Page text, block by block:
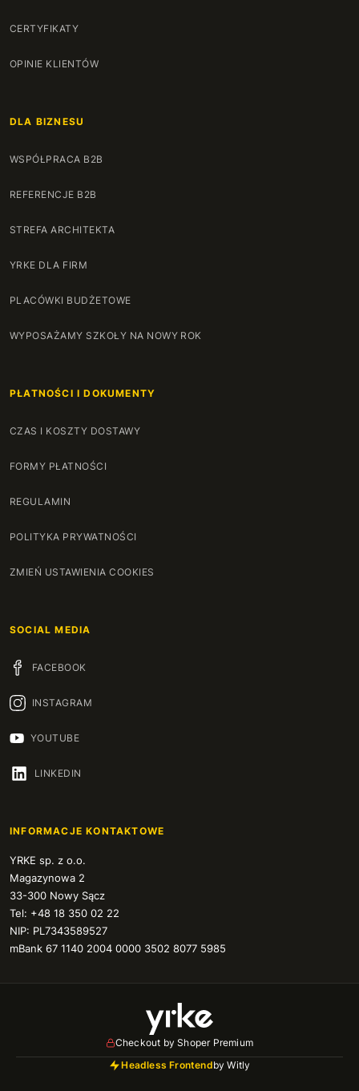
CERTYFIKATY
OPINIE KLIENTÓW
DLA BIZNESU
WSPÓŁPRACA B2B
REFERENCJE B2B
STREFA ARCHITEKTA
YRKE DLA FIRM
PLACÓWKI BUDŻETOWE
WYPOSAŻAMY SZKOŁY NA NOWY ROK
PŁATNOŚCI I DOKUMENTY
CZAS I KOSZTY DOSTAWY
FORMY PŁATNOŚCI
REGULAMIN
POLITYKA PRYWATNOŚCI
ZMIEŃ USTAWIENIA COOKIES
SOCIAL MEDIA
FACEBOOK
INSTAGRAM
YOUTUBE
LINKEDIN
INFORMACJE KONTAKTOWE
YRKE sp. z o.o.
Magazynowa 2
33-300 Nowy Sącz
Tel: +48 18 350 02 22
NIP: PL7343589527
mBank 67 1140 2004 0000 3502 8077 5985
Checkout by Shoper Premium
Headless Frontendby Witly